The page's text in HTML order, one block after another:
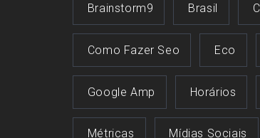
Brainstorm9 Brasil
Como Fazer Seo Eco
Google Amp Horários
Métricas Mídias Sociais